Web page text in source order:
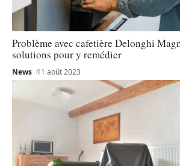
Problème avec cafetière Delonghi
solutions pour y remédier
News 11 août 2023